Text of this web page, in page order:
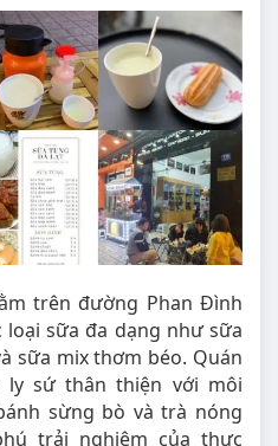
trên đường Phan Đình
loại sữa đa dạng như sữa
sữa mix thơm béo. Quán
ly sứ thân thiện với môi
sừng bò và trà nóng
trải nghiệm của thực